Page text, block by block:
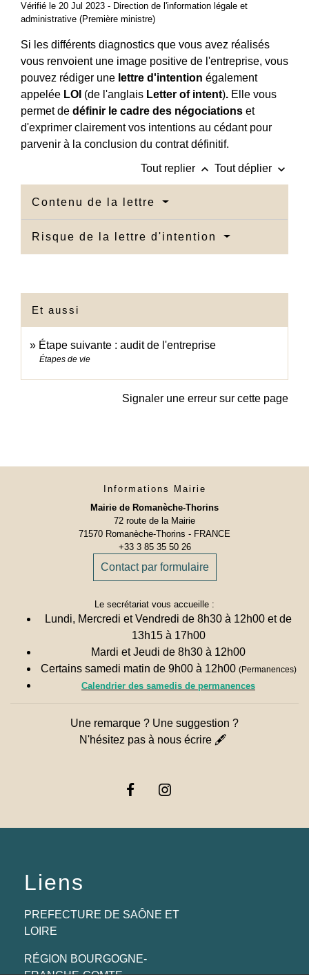
Vérifié le 20 Jul 2023 - Direction de l'information légale et
administrative (Première ministre)
Si les différents diagnostics que vous avez réalisés
vous renvoient une image positive de l'entreprise, vous
pouvez rédiger une lettre d'intention également
appelée LOI (de l'anglais Letter of intent). Elle vous
permet de définir le cadre des négociations et
d'exprimer clairement vos intentions au cédant pour
parvenir à la conclusion du contrat définitif.
Tout replier keyboard_arrow_up Tout déplier keyboard_arrow_down
Contenu de la lettre
Risque de la lettre d'intention
Et aussi
Étape suivante : audit de l'entreprise
Étapes de vie
Signaler une erreur sur cette page
Informations Mairie
Mairie de Romanèche-Thorins
72 route de la Mairie
71570 Romanèche-Thorins - FRANCE
+33 3 85 35 50 26
Contact par formulaire
Le secrétariat vous accueille :
Lundi, Mercredi et Vendredi de 8h30 à 12h00 et de
13h15 à 17h00
Mardi et Jeudi de 8h30 à 12h00
Certains samedi matin de 9h00 à 12h00 (Permanences)
Calendrier des samedis de permanences
Une remarque ? Une suggestion ?
N'hésitez pas à nous écrire 🖋
Liens
PREFECTURE DE SAÔNE ET
LOIRE
RÉGION BOURGOGNE-